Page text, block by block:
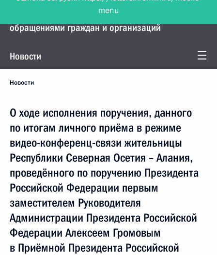
Управление Президента по работе с
обращениями граждан и организаций
Новости
Новости
О ходе исполнения поручения, данного
по итогам личного приёма в режиме
видео-конференц-связи жительницы
Республики Северная Осетия – Алания,
проведённого по поручению Президента
Российской Федерации первым
заместителем Руководителя
Администрации Президента Российской
Федерации Алексеем Громовым
в Приёмной Президента Российской
menu